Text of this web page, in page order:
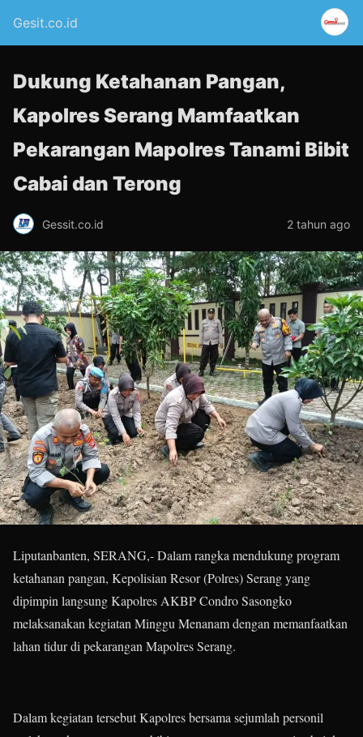
Gesit.co.id
Dukung Ketahanan Pangan,
Kapolres Serang Mamfaatkan
Pekarangan Mapolres Tanami Bibit
Cabai dan Terong
Gessit.co.id 2 tahun ago
Liputanbanten, SERANG,- Dalam rangka mendukung program
ketahanan pangan, Kepolisian Resor (Polres) Serang yang
dipimpin langsung Kapolres AKBP Condro Sasongko
melaksanakan kegiatan Minggu Menanam dengan memanfaatkan
lahan tidur di pekarangan Mapolres Serang.
Dalam kegiatan tersebut Kapolres bersama sejumlah personil